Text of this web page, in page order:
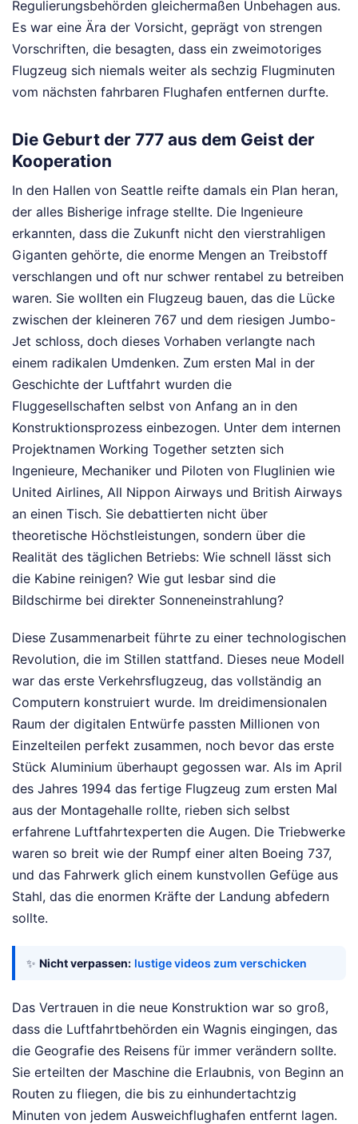
Regulierungsbehörden gleichermaßen Unbehagen aus.
Es war eine Ära der Vorsicht, geprägt von strengen
Vorschriften, die besagten, dass ein zweimotoriges
Flugzeug sich niemals weiter als sechzig Flugminuten
vom nächsten fahrbaren Flughafen entfernen durfte.
Die Geburt der 777 aus dem Geist der
Kooperation
In den Hallen von Seattle reifte damals ein Plan heran,
der alles Bisherige infrage stellte. Die Ingenieure
erkannten, dass die Zukunft nicht den vierstrahligen
Giganten gehörte, die enorme Mengen an Treibstoff
verschlangen und oft nur schwer rentabel zu betreiben
waren. Sie wollten ein Flugzeug bauen, das die Lücke
zwischen der kleineren 767 und dem riesigen Jumbo-
Jet schloss, doch dieses Vorhaben verlangte nach
einem radikalen Umdenken. Zum ersten Mal in der
Geschichte der Luftfahrt wurden die
Fluggesellschaften selbst von Anfang an in den
Konstruktionsprozess einbezogen. Unter dem internen
Projektnamen Working Together setzten sich
Ingenieure, Mechaniker und Piloten von Fluglinien wie
United Airlines, All Nippon Airways und British Airways
an einen Tisch. Sie debattierten nicht über
theoretische Höchstleistungen, sondern über die
Realität des täglichen Betriebs: Wie schnell lässt sich
die Kabine reinigen? Wie gut lesbar sind die
Bildschirme bei direkter Sonneneinstrahlung?
Diese Zusammenarbeit führte zu einer technologischen
Revolution, die im Stillen stattfand. Dieses neue Modell
war das erste Verkehrsflugzeug, das vollständig an
Computern konstruiert wurde. Im dreidimensionalen
Raum der digitalen Entwürfe passten Millionen von
Einzelteilen perfekt zusammen, noch bevor das erste
Stück Aluminium überhaupt gegossen war. Als im April
des Jahres 1994 das fertige Flugzeug zum ersten Mal
aus der Montagehalle rollte, rieben sich selbst
erfahrene Luftfahrtexperten die Augen. Die Triebwerke
waren so breit wie der Rumpf einer alten Boeing 737,
und das Fahrwerk glich einem kunstvollen Gefüge aus
Stahl, das die enormen Kräfte der Landung abfedern
sollte.
✨ Nicht verpassen: lustige videos zum verschicken
Das Vertrauen in die neue Konstruktion war so groß,
dass die Luftfahrtbehörden ein Wagnis eingingen, das
die Geografie des Reisens für immer verändern sollte.
Sie erteilten der Maschine die Erlaubnis, von Beginn an
Routen zu fliegen, die bis zu einhundertachtzig
Minuten von jedem Ausweichflughafen entfernt lagen.